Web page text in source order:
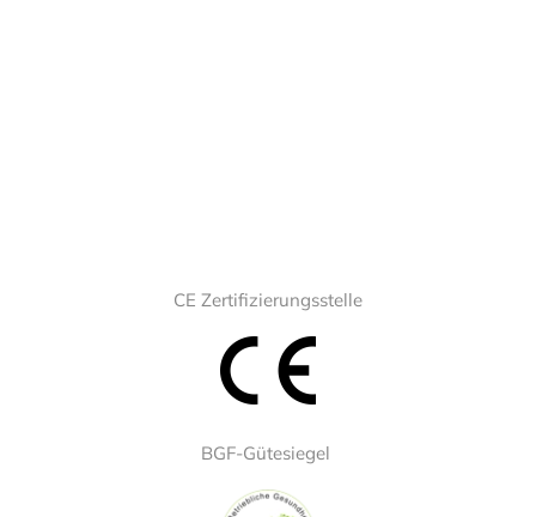
CE Zertifizierungsstelle
BGF-Gütesiegel